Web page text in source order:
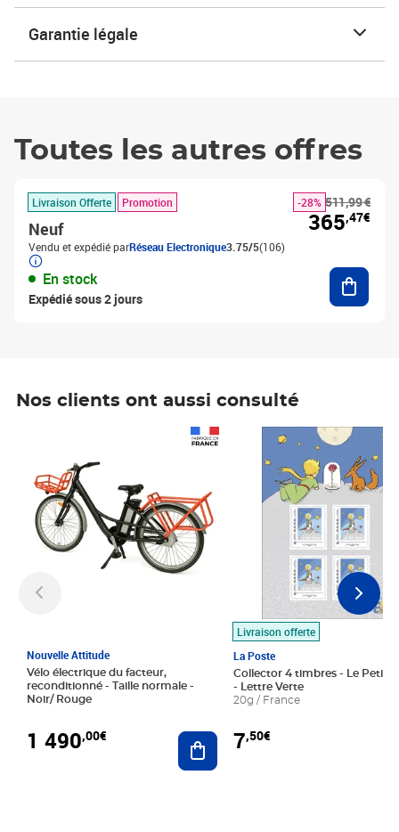
Garantie légale
Toutes les autres offres
Livraison Offerte Promotion
Neuf
Vendu et expédié parRéseau Electronique3.75/5(106)
En stock
Expédié sous 2 jours
511,99 €
-28%
365,47€
Nos clients ont aussi consulté
Nouvelle Attitude
Vélo électrique du facteur,
reconditionné - Taille normale -
Noir/ Rouge
1 490,00€ Ajouter au panier
Livraison offerte
La Poste
Collector 4 timbres - Le Petit
- Lettre Verte
20g / France
7,50€
Prix 7,50€